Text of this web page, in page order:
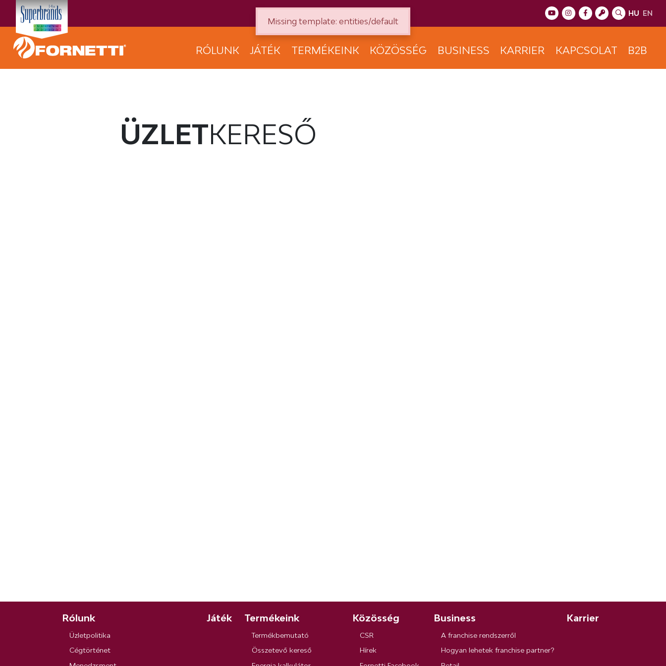
HU EN
RÓLUNK JÁTÉK TERMÉKEINK KÖZÖSSÉG BUSINESS KARRIER KAPCSOLAT B2B
ÜZLETKERESŐ
Rólunk
Üzletpolitika
Cégtörténet
Játék Termékeink
Termékbemutató
Összetevő kereső
Közösség
CSR
Hírek
Business
A franchise rendszerről
Hogyan lehetek franchise partner?
Karrier
Missing template: entities/default